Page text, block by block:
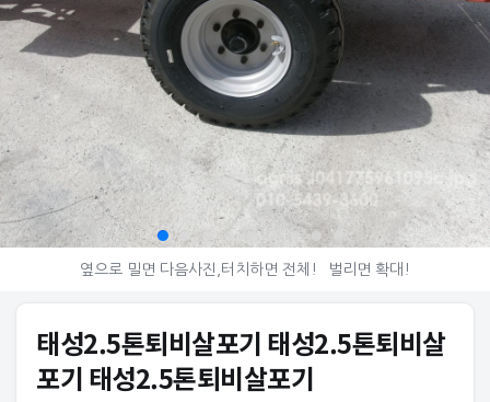
옆으로 밀면 다음사진,터치하면 전체! 벌리면 확대!
태성2.5톤퇴비살포기 태성2.5톤퇴비살
포기 태성2.5톤퇴비살포기